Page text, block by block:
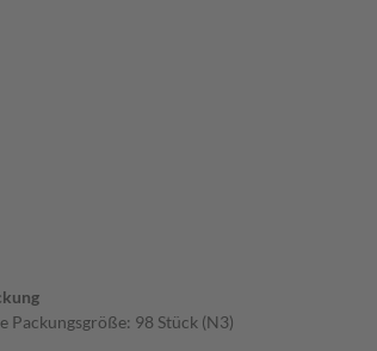
98 Stück (N3)